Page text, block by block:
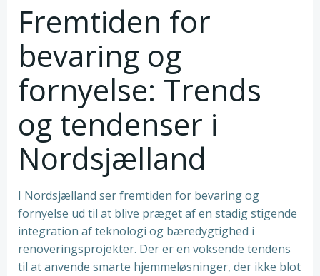
Fremtiden for
bevaring og
fornyelse: Trends
og tendenser i
Nordsjælland
I Nordsjælland ser fremtiden for bevaring og
fornyelse ud til at blive præget af en stadig stigende
integration af teknologi og bæredygtighed i
renoveringsprojekter. Der er en voksende tendens
til at anvende smarte hjemmeløsninger, der ikke blot